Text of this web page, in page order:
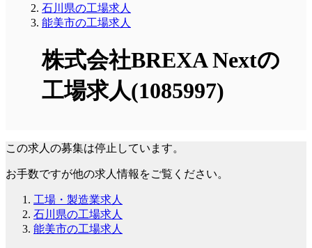
石川県の工場求人
能美市の工場求人
株式会社BREXA Nextの
工場求人(1085997)
この求人の募集は停止しています。
お手数ですが他の求人情報をご覧ください。
工場・製造業求人
石川県の工場求人
能美市の工場求人